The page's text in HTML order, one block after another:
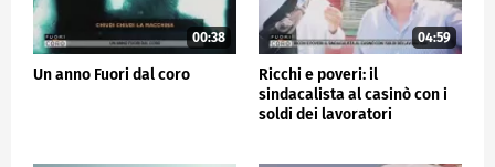
00:38
Un anno Fuori dal coro
04:59
Ricchi e poveri: il
sindacalista al casinò con i
soldi dei lavoratori